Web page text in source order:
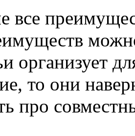
все
организует
то они
про